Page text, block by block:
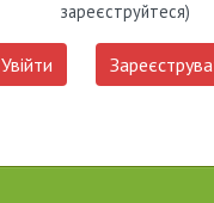
зареєструйтеся)
Увійти